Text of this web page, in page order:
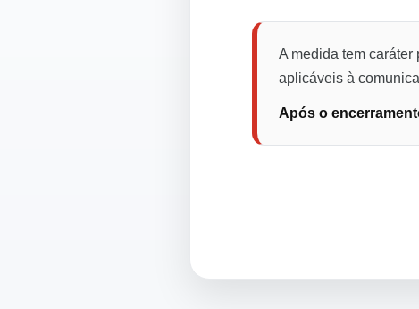
A medida tem
aplicáveis à
Após o